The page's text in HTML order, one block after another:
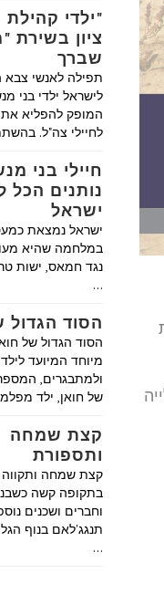
"ילדי קהילת
ציון בשירת
שברך
תפילה לאנשי צבא
לישראל ילדי בני
המופק להפליא
לחיילי צה"ל.
חיילי בני
נותנים הכל
ישראל
במלחמה שהיא
נגד חמאס, ישות
…
הסוד הגדול
הסוד הגדול של
מיוחד המיועד
ולמתבגרים,
של חואן, ילד
קצת שמחה
ותספורת
קצת שמחה ותקווה
בתקופה קשה
וחברים ושכנים
תנגג'לאם בנוף
…